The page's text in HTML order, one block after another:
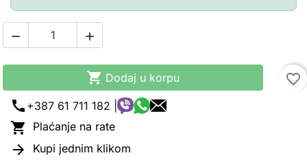
 
 Dodaj u korpu
favorite_border
call +387 61 711 182 |
 Plaćanje na rate
 Kupi jednim klikom